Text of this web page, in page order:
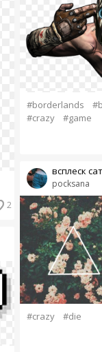
2
#borderlands
#crazy
#game
pocksana
всплеск
#crazy #die